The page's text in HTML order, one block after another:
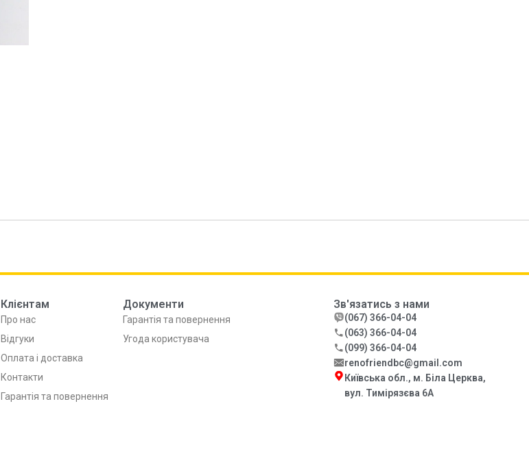
Клієнтам
Про нас
Відгуки
Оплата і доставка
Контакти
Гарантія та повернення
Документи
Гарантія та повернення
Угода користувача
Зв'язатись з нами
(067) 366-04-04
(063) 366-04-04
(099) 366-04-04
renofriendbc@gmail.com
Київська обл., м. Біла Церква,
вул. Тимірязєва 6А